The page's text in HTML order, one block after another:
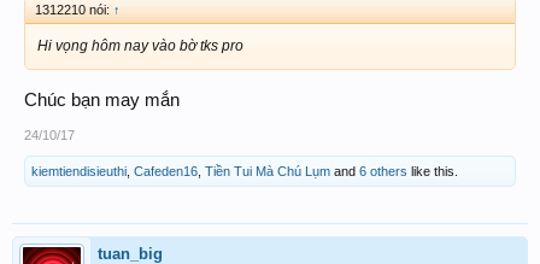
1312210 nói: ↑
Hi vọng hôm nay vào bờ tks pro
Chúc bạn may mắn
24/10/17
kiemtiendisieuthi Cafeden16 Tiền Tui Mà Chú Lụm and 6 others like this.
tuan_big